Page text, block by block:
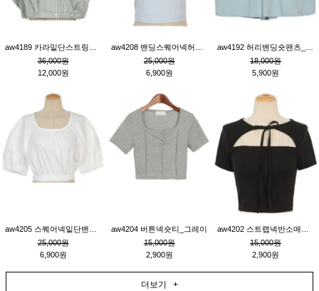
36,000원
12,000원
25,000원
6,900원
18,000원
5,900원
25,000원
6,900원
aw4204 버튼넥숏티_그레이
15,000원
2,900원
15,000원
2,900원
더보기 +